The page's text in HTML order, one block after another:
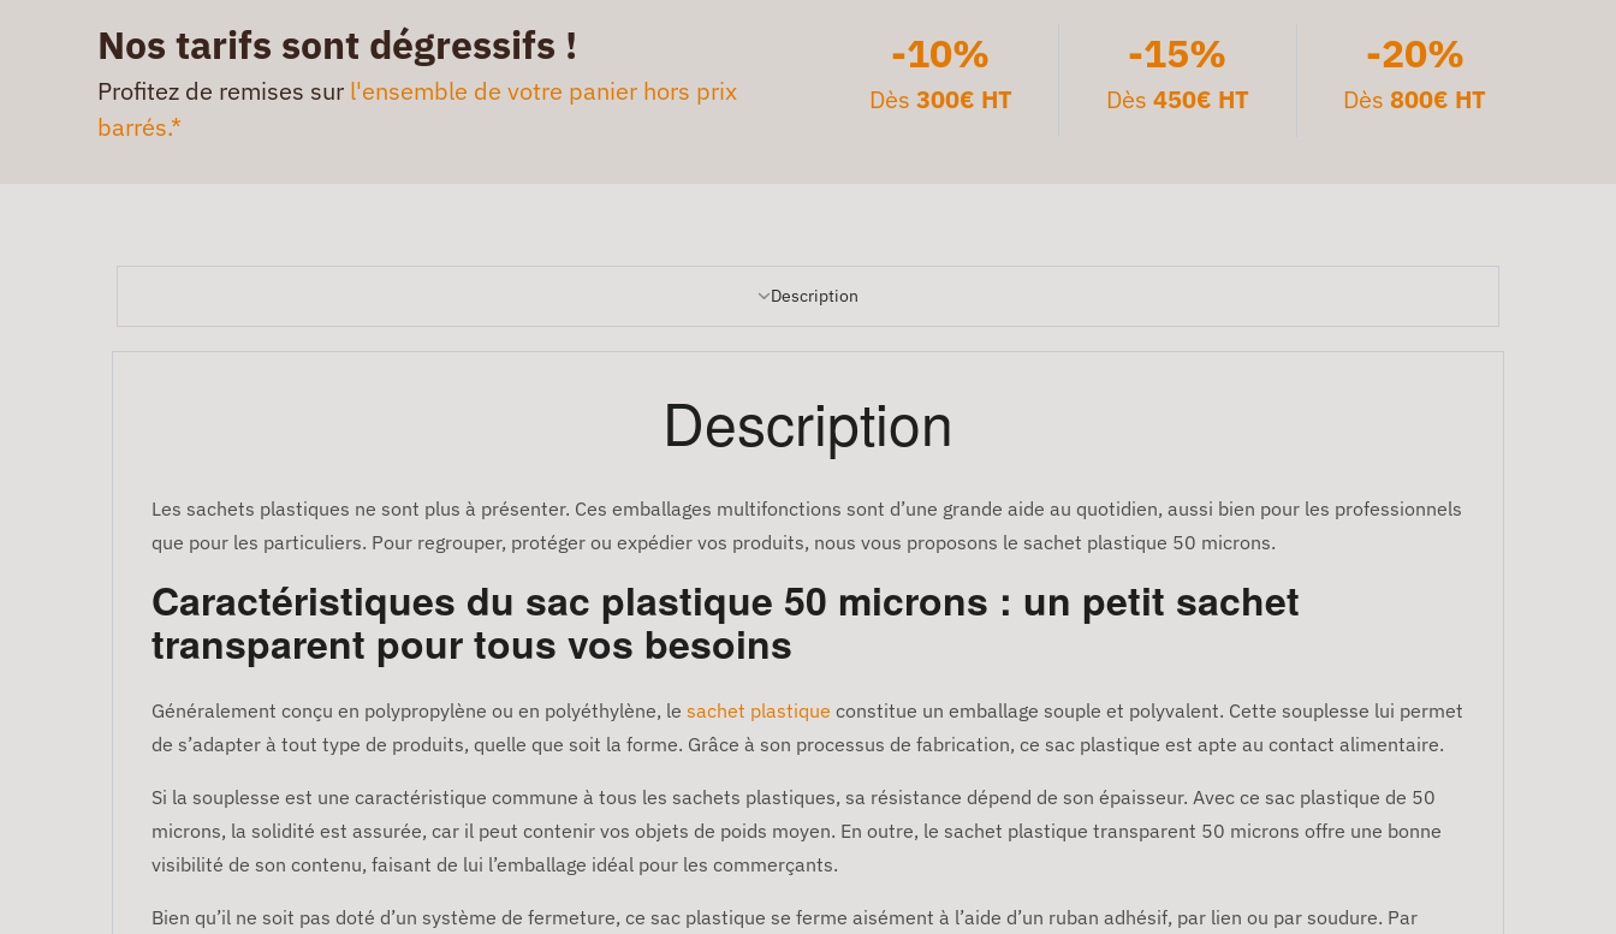
Nos tarifs sont dégressifs !
Profitez de remises sur l'ensemble de votre panier hors prix
barrés.*
-10%
Dès 300€ HT
-15%
Dès 450€ HT
-20%
Dès800€ HT
Description
Description
Les sachets plastiques ne sont plus à présenter. Ces emballages multifonctions sont d’une grande aide au quotidien, aussi bien pour les professionnels
que pour les particuliers. Pour regrouper, protéger ou expédier vos produits, nous vous proposons le sachet plastique 50 microns.
Caractéristiques du sac plastique 50 microns : un petit sachet
transparent pour tous vos besoins
Généralement conçu en polypropylène ou en polyéthylène, le sachet plastique constitue un emballage souple et polyvalent. Cette souplesse lui permet
de s’adapter à tout type de produits, quelle que soit la forme. Grâce à son processus de fabrication, ce sac plastique est apte au contact alimentaire.
Si la souplesse est une caractéristique commune à tous les sachets plastiques, sa résistance dépend de son épaisseur. Avec ce sac plastique de 50
microns, la solidité est assurée, car il peut contenir vos objets de poids moyen. En outre, le sachet plastique transparent 50 microns offre une bonne
visibilité de son contenu, faisant de lui l’emballage idéal pour les commerçants.
Bien qu’il ne soit pas doté d’un système de fermeture, ce sac plastique se ferme aisément à l’aide d’un ruban adhésif, par lien ou par soudure. Par